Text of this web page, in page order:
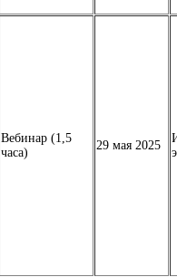
Вебинар (1,5
часа)
29 мая 2025